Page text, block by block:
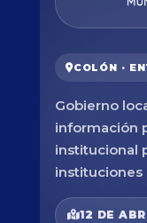
COLÓN ·
Gobierno
información
institucional
instituciones
12 DE